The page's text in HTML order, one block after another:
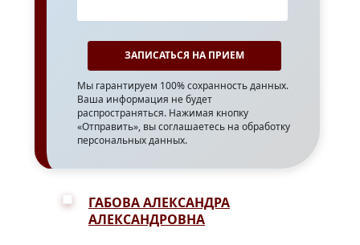
Мы гарантируем 100% сохранность данных.
Ваша информация не будет
распространяться. Нажимая кнопку
«Отправить», вы соглашаетесь на обработку
персональных данных.
ГАБОВА АЛЕКСАНДРА
АЛЕКСАНДРОВНА